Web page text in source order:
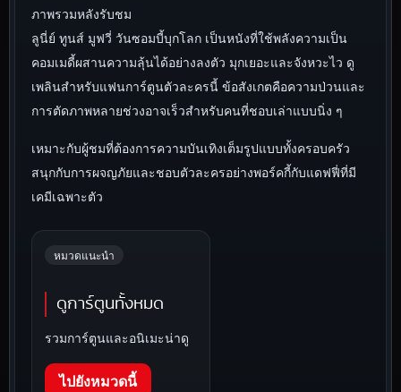
ภาพรวมหลังรับชม
ลูนี่ย์ ทูนส์ มูฟวี่ วันซอมบี้บุกโลก เป็นหนังที่ใช้พลังความเป็น
คอมเมดี้ผสานความลุ้นได้อย่างลงตัว มุกเยอะและจังหวะไว ดู
เพลินสำหรับแฟนการ์ตูนตัวละครนี้ ข้อสังเกตคือความป่วนและ
การตัดภาพหลายช่วงอาจเร็วสำหรับคนที่ชอบเล่าแบบนิ่ง ๆ
เหมาะกับผู้ชมที่ต้องการความบันเทิงเต็มรูปแบบทั้งครอบครัว
สนุกกับการผจญภัยและชอบตัวละครอย่างพอร์คกี้กับแดฟฟี่ที่มี
เคมีเฉพาะตัว
หมวดแนะนำ
ดูการ์ตูนทั้งหมด
รวมการ์ตูนและอนิเมะน่าดู
ไปยังหมวดนี้